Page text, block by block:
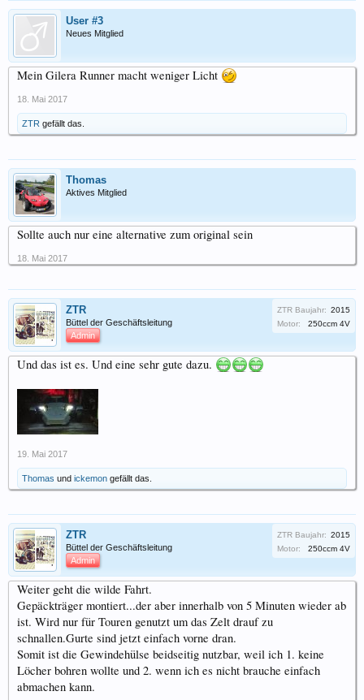
User #3
Neues Mitglied
Mein Gilera Runner macht weniger Licht
18. Mai 2017
ZTR gefällt das.
Thomas
Aktives Mitglied
Sollte auch nur eine alternative zum original sein
18. Mai 2017
ZTR
Büttel der Geschäftsleitung
Admin
ZTR Baujahr: 2015
Motor:
250ccm 4V
Und das ist es. Und eine sehr gute dazu.
19. Mai 2017
Thomas und ickemon gefällt das.
ZTR
Büttel der Geschäftsleitung
Admin
ZTR Baujahr: 2015
Motor:
250ccm 4V
Weiter geht die wilde Fahrt.
Gepäckträger montiert...der aber innerhalb von 5 Minuten wieder ab
ist. Wird nur für Touren genutzt um das Zelt drauf zu
schnallen.Gurte sind jetzt einfach vorne dran.
Somit ist die Gewindehülse beidseitig nutzbar, weil ich 1. keine
Löcher bohren wollte und 2. wenn ich es nicht brauche einfach
abmachen kann.